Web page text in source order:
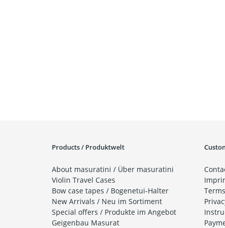
Products / Produktwelt
About masuratini / Über masuratini
Violin Travel Cases
Bow case tapes / Bogenetui-Halter
New Arrivals / Neu im Sortiment
Special offers / Produkte im Angebot
Geigenbau Masurat